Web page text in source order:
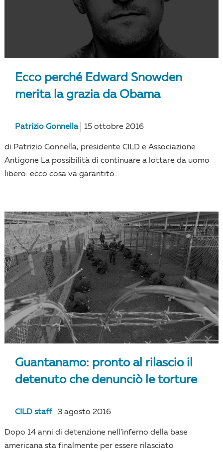
Ecco perché Edward Snowden
merita la grazia da Obama
Patrizio Gonnella 15 ottobre 2016
di Patrizio Gonnella, presidente CILD e Associazione
Antigone La possibilità di continuare a lottare da uomo
libero: ecco cosa va garantito...
Guantanamo: pronto al rilascio il
detenuto che denunciò le torture
CILD staff 3 agosto 2016
Dopo 14 anni di detenzione nell'inferno della base
americana sta finalmente per essere rilasciato